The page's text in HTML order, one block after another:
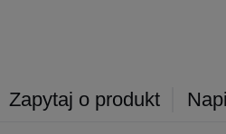
Zapytaj o produkt